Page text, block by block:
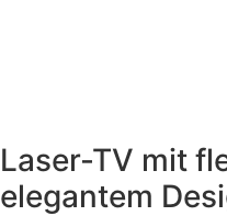
Laser-TV mit
elegantem